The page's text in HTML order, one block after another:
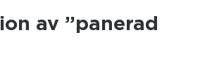
av ”panerad